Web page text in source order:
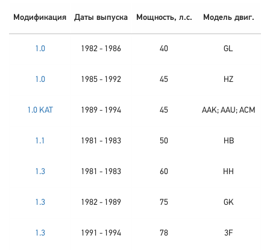
Модификация Даты выпуска Мощность, л.с. Модель двиг.
1.0 1982 - 1986 40 GL
1.0 1985 - 1992 45 HZ
1.0 KAT 1989 - 1994 45 AAK; AAU; ACM
1.1 1981 - 1983 50 HB
1.3 1981 - 1983 60 HH
1.3 1982 - 1989 75 GK
1.3 1991 - 1994 78 3F